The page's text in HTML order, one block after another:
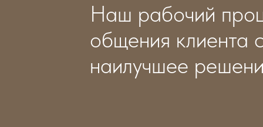
Наш рабочий
общения клиента
наилучшее